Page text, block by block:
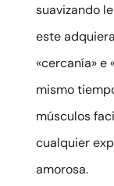
suavizando
este
«cercanía» e
mismo
músculos
cualquier
amorosa.